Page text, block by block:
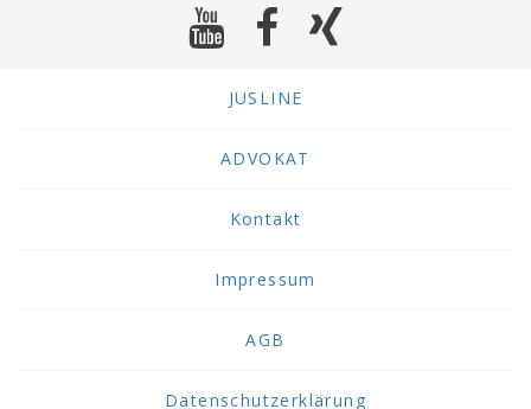
JUSLINE
ADVOKAT
Kontakt
Impressum
AGB
Datenschutzerklärung